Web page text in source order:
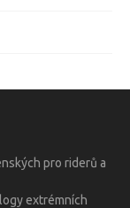
pro riderů a
extrémních